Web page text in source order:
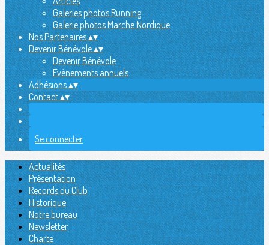
Galeries photos Running
Galerie photos Marche Nordique
Nos Partenaires▴▾
Devenir Bénévole▴▾
Devenir Bénévole
Evènements annuels
Adhésions▴▾
Contact▴▾
Se connecter
Actualités
Présentation
Records du Club
Historique
Notre bureau
Newsletter
Charte